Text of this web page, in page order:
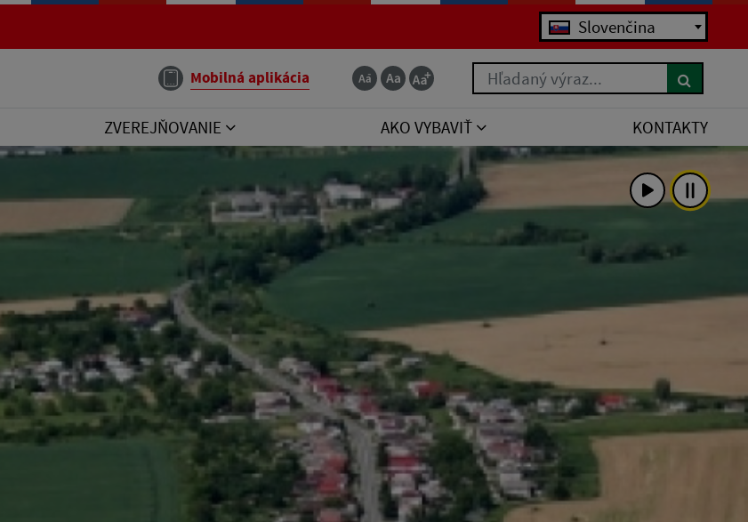
Jazyk Slovenčina
Mobilná aplikácia Hľadaný výraz...
ZVEREJŇOVANIE AKO VYBAVIŤ KONTAKTY